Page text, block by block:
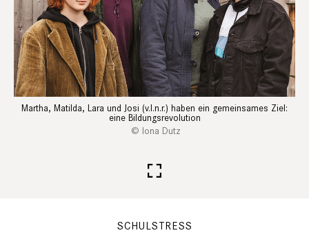
Martha, Matilda, Lara und Josi (v.l.n.r.) haben ein gemeinsames Ziel:
eine Bildungsrevolution
Iona Dutz
SCHULSTRESS